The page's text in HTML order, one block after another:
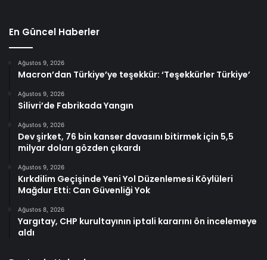
En Güncel Haberler
Ağustos 9, 2026
Macron’dan Türkiye’ye teşekkür: ‘Teşekkürler Türkiye’
Ağustos 9, 2026
Silivri’de Fabrikada Yangın
Ağustos 9, 2026
Dev şirket, 76 bin kanser davasını bitirmek için 5,5
milyar doları gözden çıkardı
Ağustos 9, 2026
Kırkdilim Geçişinde Yeni Yol Düzenlemesi Köylüleri
Mağdur Etti: Can Güvenliği Yok
Ağustos 8, 2026
Yargıtay, CHP kurultayının iptali kararını ön incelemeye
aldı